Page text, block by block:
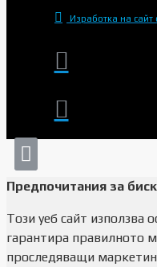
Изработка на
Предпочитания за
Този уеб сайт използва
гарантира правилното
проследяващи